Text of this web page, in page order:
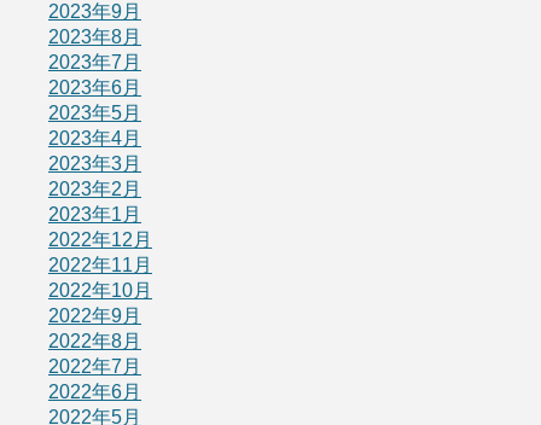
2023年9月
2023年8月
2023年7月
2023年6月
2023年5月
2023年4月
2023年3月
2023年2月
2023年1月
2022年12月
2022年11月
2022年10月
2022年9月
2022年8月
2022年7月
2022年6月
2022年5月